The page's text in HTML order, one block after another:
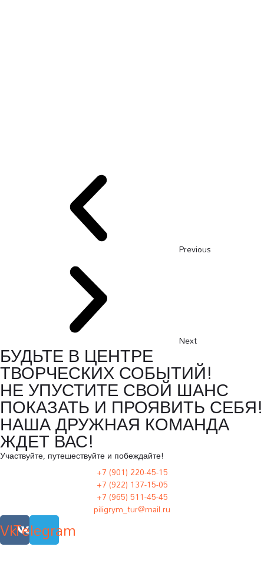
Previous
Next
БУДЬТЕ В ЦЕНТРЕ
ТВОРЧЕСКИХ СОБЫТИЙ!
НЕ УПУСТИТЕ СВОЙ ШАНС
ПОКАЗАТЬ И ПРОЯВИТЬ СЕБЯ!
НАША ДРУЖНАЯ КОМАНДА
ЖДЕТ ВАС!
Участвуйте, путешествуйте и побеждайте!
+7 (901) 220-45-15
+7 (922) 137-15-05
+7 (965) 511-45-45
piligrym_tur@mail.ru
VkTelegram